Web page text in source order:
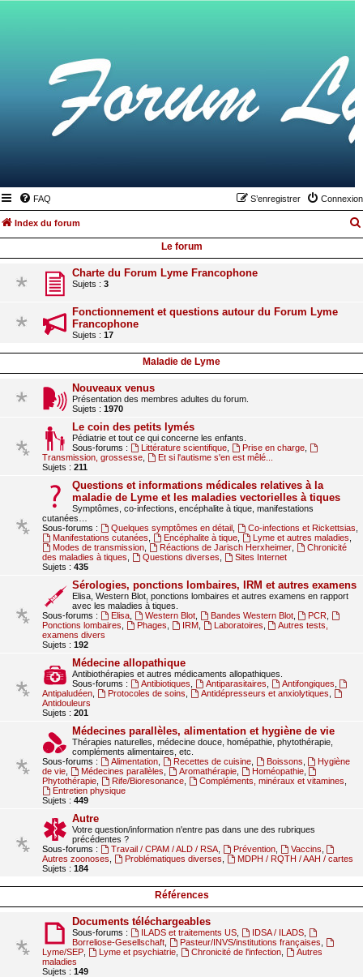
FAQ Connexion
S’enregistrer
Index du forum
Le forum
Charte du Forum Lyme Francophone
Sujets : 3
Fonctionnement et questions autour du Forum Lyme
Francophone
Sujets : 17
Maladie de Lyme
Nouveaux venus
Présentation des membres adultes du forum.
Sujets : 1970
Le coin des petits lymés
Pédiatrie et tout ce qui concerne les enfants.
Sous-forums :
Littérature scientifique, Prise en charge,
Transmission, grossesse
Et si l'autisme s'en est mêlé...
Sujets : 211
Questions et informations médicales relatives à la
maladie de Lyme et les maladies vectorielles à tiques
Symptômes, co-infections, encéphalite à tique, manifestations
cutanées…
Sous-forums :
Quelques symptômes en détail, Co-infections et Rickettsias
Manifestations cutanées
Encéphalite à tique, Lyme et autres maladies
Modes de transmission, Réactions de Jarisch Herxheimer,
Chronicité
des maladies à tiques
Questions diverses
Sites Internet
Sujets : 435
Sérologies, ponctions lombaires, IRM et autres examens
Elisa, Western Blot, ponctions lombaires et autres examens en rapport
avec les maladies à tiques.
Sous-forums :
Elisa, Western Blot, Bandes Western Blot, PCR
Ponctions lombaires
Phages IRM, Laboratoires
Autres tests,
examens divers
Sujets : 192
Médecine allopathique
Antibiothérapies et autres médicaments allopathiques.
Sous-forums :
Antibiotiques Antiparasitaires Antifongiques
Antipaludéen
Protocoles de soins Antidépresseurs et anxiolytiques
Antidouleurs
Sujets : 201
Médecines parallèles, alimentation et hygiène de vie
Thérapies naturelles, médecine douce, homépathie, phytothérapie,
compléments alimentaires, etc.
Sous-forums :
Alimentation, Recettes de cuisine, Boissons
Hygiène
de vie
Médecines parallèles Aromathérapie, Homéopathie,
Phytothérapie
Rife/Bioresonance, Compléments, minéraux et vitamines
Entretien physique
Sujets : 449
Autre
Votre question/information n'entre pas dans une des rubriques
précédentes ?
Sous-forums :
Travail / CPAM / ALD / RSA, Prévention, Vaccins
Autres zoonoses
Problématiques diverses
MDPH / RQTH / AAH / cartes
Sujets : 184
Références
Documents téléchargeables
Sous-forums : ILADS et traitements US, IDSA / ILADS,
Borreliose-Gesellschaft
Pasteur/INVS/institutions françaises
Lyme/SEP
Lyme et psychiatrie, Chronicité de l'infection,
Autres
maladies
Sujets : 149